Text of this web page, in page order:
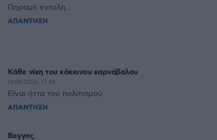
Πηραμε εντολη...
ΑΠΑΝΤΗΣΗ
Κάθε νίκη του κόκκινου καρνάβαλου
13.06.2026, 12:42
Είναι ήττα του πολιτισμού
ΑΠΑΝΤΗΣΗ
Βεγγος